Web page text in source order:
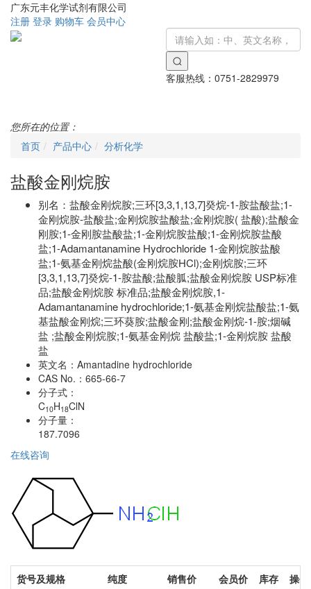
广东元丰化学试剂有限公司
注册 登录 购物车 会员中心
客服热线： 0751-2829979
您所在的位置：
首页
产品中心 分析化学
盐酸金刚烷胺
别名： 盐酸金刚烷胺;三环[3,3,1,13,7]癸烷-1-胺盐酸盐;1-
金刚烷胺-盐酸盐;金刚烷胺盐酸盐;金刚烷胺( 盐酸);盐酸金
刚胺;1-金刚胺盐酸盐;1-金刚烷胺盐酸;1-金刚烷胺盐酸
盐;1-Adamantanamine Hydrochloride 1-金刚烷胺盐酸
盐;1-氨基金刚烷盐酸(金刚烷胺HCl);金刚烷胺;三环
[3,3,1,13,7]癸烷-1-胺盐酸;盐酸胍;盐酸金刚烷胺 USP标准
品;盐酸金刚烷胺 标准品;盐酸金刚烷胺,1-
Adamantanamine hydrochloride;1-氨基金刚烷盐酸盐;1-氨
基盐酸金刚烷;三环葵胺;盐酸金刚;盐酸金刚烷-1-胺;烟碱
盐 ​;盐酸金刚烷胺​;1-氨基金刚烷 盐酸盐;1-金刚烷胺 盐酸
盐
英文名： Amantadine hydrochloride
CAS No.： 665-66-7
分子式：
C10H18ClN
分子量：
187.7096
在线咨询
货号及规格 纯度 销售价 会员价 库存
操作